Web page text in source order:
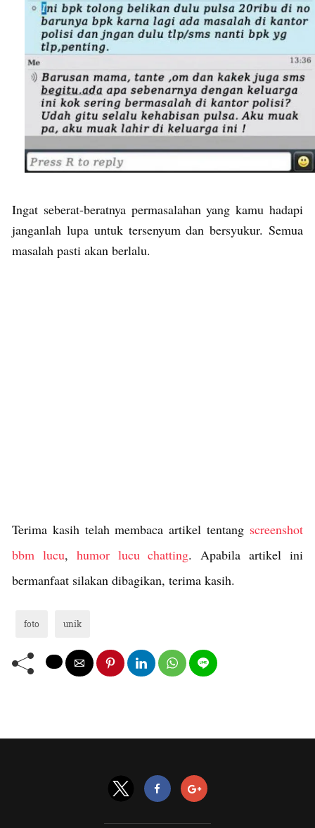
Ingat seberat-beratnya permasalahan yang kamu hadapi
janganlah lupa untuk tersenyum dan bersyukur. Semua
masalah pasti akan berlalu.
Terima kasih telah membaca artikel tentang screenshot
bbm lucu, humor lucu chatting. Apabila artikel ini
bermanfaat silakan dibagikan, terima kasih.
foto unik